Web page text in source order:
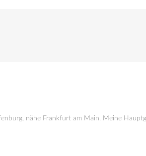
nähe Frankfurt am Main. Meine